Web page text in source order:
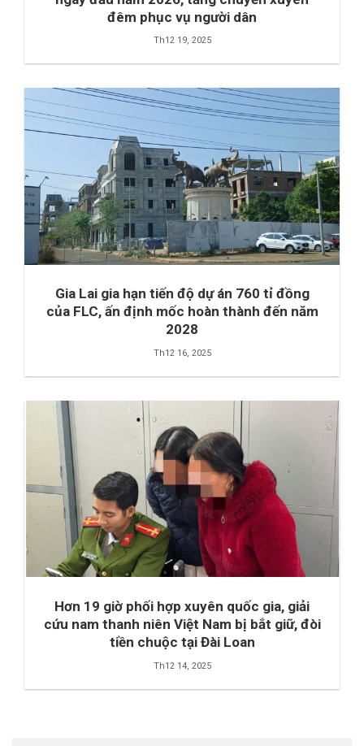
đêm phục vụ người dân
Th12 19, 2025
Gia Lai gia hạn tiến độ dự án 760 tỉ đồng
của FLC, ấn định mốc hoàn thành đến năm
2028
Th12 16, 2025
Hơn 19 giờ phối hợp xuyên quốc gia, giải
cứu nam thanh niên Việt Nam bị bắt giữ, đòi
tiền chuộc tại Đài Loan
Th12 14, 2025